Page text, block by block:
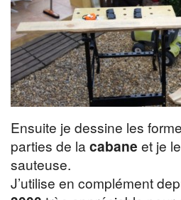
Ensuite je dessine les
parties de lacabane et je
sauteuse.
J’utilise en complément